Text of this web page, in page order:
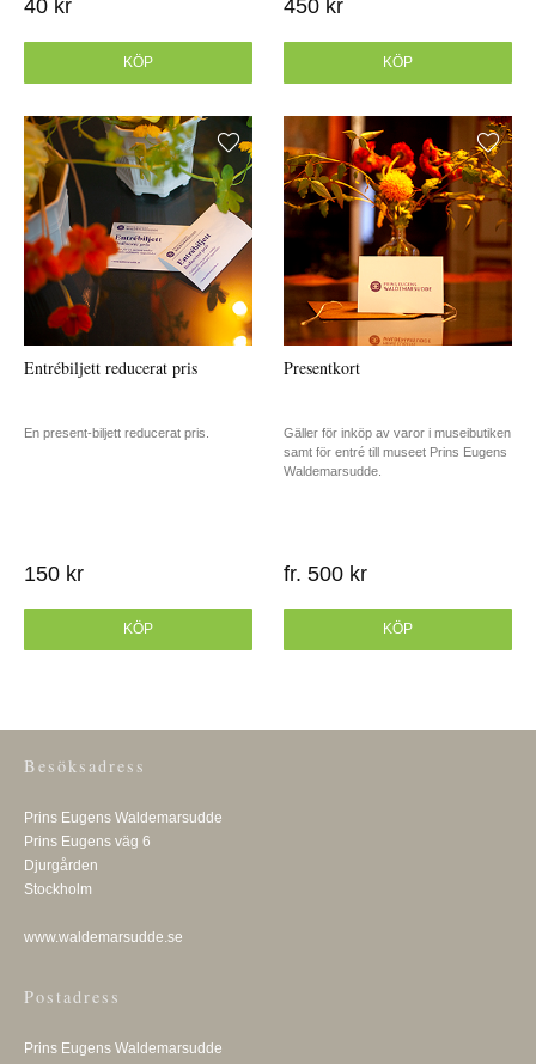
40 kr
KÖP
450 kr
KÖP
Entrébiljett reducerat pris
En present-biljett reducerat pris.
150 kr
KÖP
Presentkort
Gäller för inköp av varor i museibutiken
samt för entré till museet Prins Eugens
Waldemarsudde.
fr. 500 kr
KÖP
Besöksadress
Prins Eugens Waldemarsudde
Prins Eugens väg 6
Djurgården
Stockholm
www.waldemarsudde.se
Postadress
Prins Eugens Waldemarsudde